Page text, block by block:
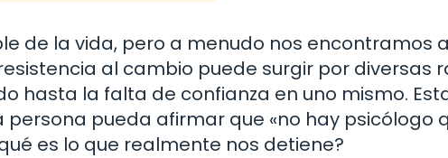
de la vida, pero a menudo nos encontramos
al cambio puede surgir por diversas
hasta la falta de confianza en uno mismo.
pueda afirmar que «no hay psicólogo
es lo que realmente nos detiene?